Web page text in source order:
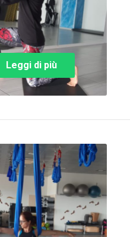
Leggi di più